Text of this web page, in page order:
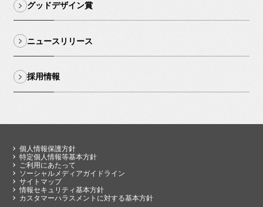
グッドデザイン賞
ニュースリリース
採用情報
個人情報保護方針
特定個人情報等基本方針
ご利用にあたって
ソーシャルメディアガイドライン
サイトマップ
情報セキュリティ基本方針
カスタマーハラスメントに対する基本方針